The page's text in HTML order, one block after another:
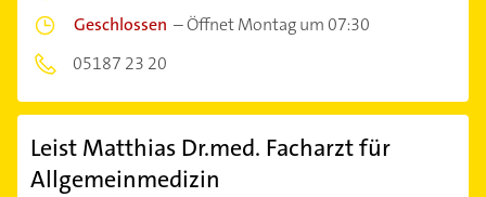
Geschlossen –Öffnet Montag um 07:30
05187 23 20
Leist Matthias Dr.med. Facharzt für
Allgemeinmedizin